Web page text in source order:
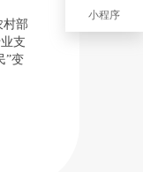
村部
支
”变
小程序